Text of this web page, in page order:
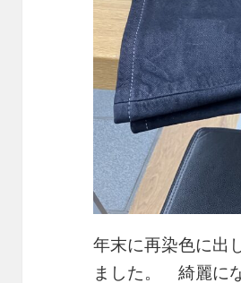
年末に再染色に出
ました。 綺麗に